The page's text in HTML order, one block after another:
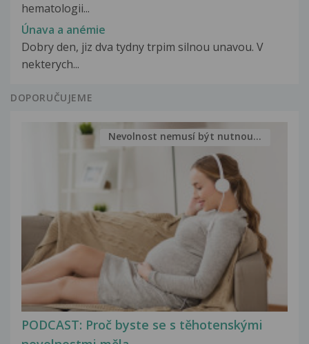
hematologii...
Únava a anémie
Dobry den, jiz dva tydny trpim silnou unavou. V
nekterych...
DOPORUČUJEME
PODCAST: Proč byste se s těhotenskými
Nevolnost nemusí být nutnou...